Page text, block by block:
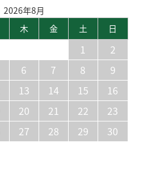
2026年8月
木 金 土 日
1
2
6 7 8
9
13 14 15
16
20 21 22
23
27 28 29
30